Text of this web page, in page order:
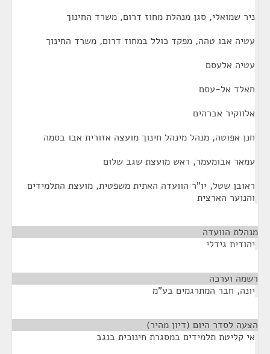
ניר שמואלי, סגן מנהלת מחוז דרום, משרד החינוך
עטיה אבו טהה, מפקד כולל במחוז דרום, משרד החינוך
עטיה אלעסם
חאלד אל-עסם
אלווקיר אברהים
חנן אפוטה, מנהל מינהל חינוך מועצה אזורית אבו בסמה
עמאר אבומעמר, ראש מועצת שגב שלום
ראובן שטל, יו"ר הוועדה האתית משפטית, מועצת התלמידים
והנוער הארצית
מנהלת הוועדה
יהודית גידלי
רשמה וערכה
יונה, חבר המתרגמים בע"מ
הצעה לסדר היום (דיון מהיר)
אי קליטת תלמידים במסגרת חינוכית בנגב